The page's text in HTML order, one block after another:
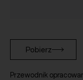
Pobierz
Przewodnik